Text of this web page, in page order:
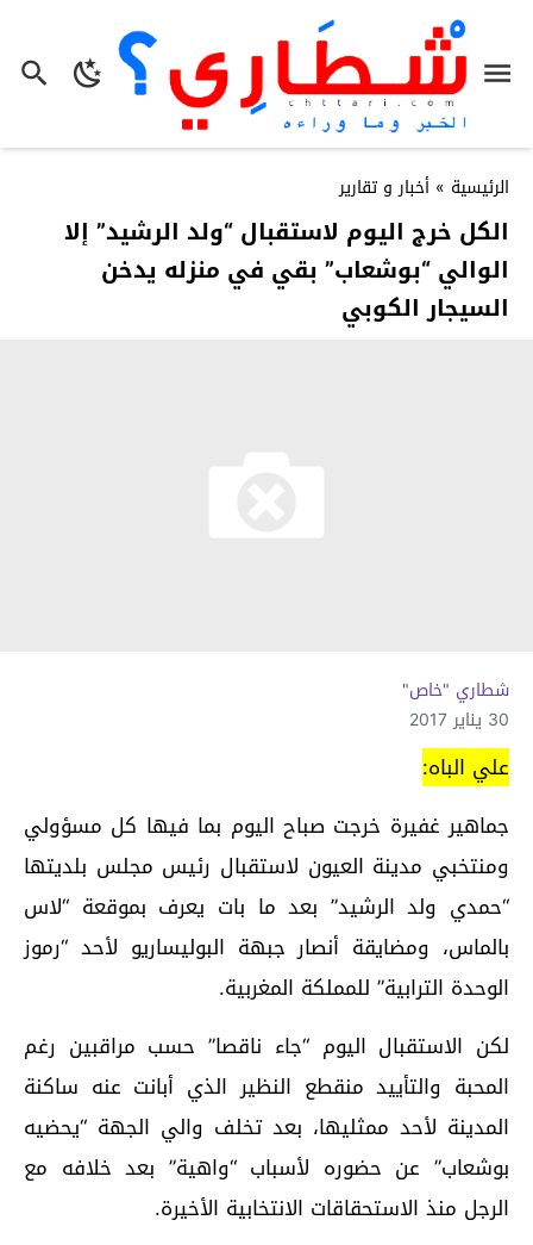
الرئيسية » أخبار و تقارير
الكل خرج اليوم لاستقبال “ولد الرشيد” إلا
الوالي “بوشعاب” بقي في منزله يدخن
السيجار الكوبي
شطاري "خاص"
30 يناير 2017
علي الباه:
جماهير غفيرة خرجت صباح اليوم بما فيها كل مسؤولي
ومنتخبي مدينة العيون لاستقبال رئيس مجلس بلديتها
“حمدي ولد الرشيد” بعد ما بات يعرف بموقعة “لاس
بالماس، ومضايقة أنصار جبهة البوليساريو لأحد “رموز
الوحدة الترابية” للمملكة المغربية.
لكن الاستقبال اليوم “جاء ناقصا” حسب مراقبين رغم
المحبة والتأييد منقطع النظير الذي أبانت عنه ساكنة
المدينة لأحد ممثليها، بعد تخلف والي الجهة “يحضيه
بوشعاب” عن حضوره لأسباب “واهية” بعد خلافه مع
الرجل منذ الاستحقاقات الانتخابية الأخيرة.